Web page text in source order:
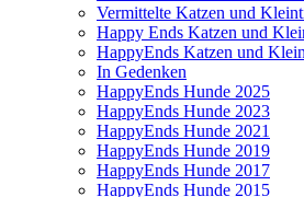
Vermittelte Katzen und
Happy Ends Katzen und
HappyEnds Katzen und
In Gedenken
HappyEnds Hunde 2025
HappyEnds Hunde 2023
HappyEnds Hunde 2021
HappyEnds Hunde 2019
HappyEnds Hunde 2017
HappyEnds Hunde 2015